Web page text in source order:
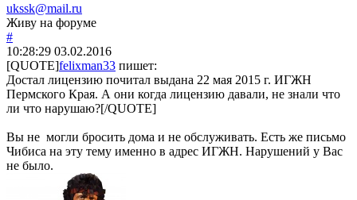
ukssk@mail.ru
Живу на форуме
#
10:28:29 03.02.2016
[QUOTE]felixman33 пишет:
Достал лицензию почитал выдана 22 мая 2015 г. ИГЖН
Пермского Края. А они когда лицензию давали, не знали что
ли что нарушаю?[/QUOTE]
Вы не могли бросить дома и не обслуживать. Есть же письмо
Чибиса на эту тему именно в адрес ИГЖН. Нарушений у Вас
не было.